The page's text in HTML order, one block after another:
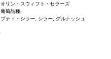
オリン・スウィフト・セラーズ
葡萄品種:
プティ・シラー, シラー, グルナッシュ